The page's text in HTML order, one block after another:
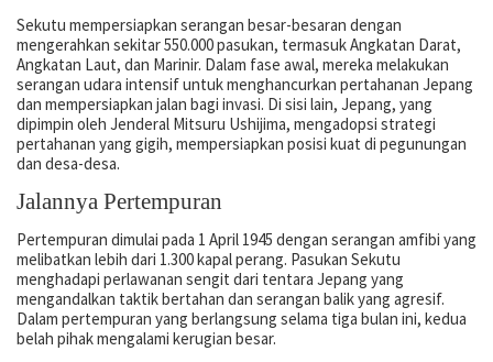
Sekutu mempersiapkan serangan besar-besaran dengan
mengerahkan sekitar 550.000 pasukan, termasuk Angkatan Darat,
Angkatan Laut, dan Marinir. Dalam fase awal, mereka melakukan
serangan udara intensif untuk menghancurkan pertahanan Jepang
dan mempersiapkan jalan bagi invasi. Di sisi lain, Jepang, yang
dipimpin oleh Jenderal Mitsuru Ushijima, mengadopsi strategi
pertahanan yang gigih, mempersiapkan posisi kuat di pegunungan
dan desa-desa.
Jalannya Pertempuran
Pertempuran dimulai pada 1 April 1945 dengan serangan amfibi yang
melibatkan lebih dari 1.300 kapal perang. Pasukan Sekutu
menghadapi perlawanan sengit dari tentara Jepang yang
mengandalkan taktik bertahan dan serangan balik yang agresif.
Dalam pertempuran yang berlangsung selama tiga bulan ini, kedua
belah pihak mengalami kerugian besar.